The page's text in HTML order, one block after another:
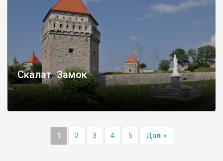
Скалат. Замок
1 2 3 4 5 Далі »